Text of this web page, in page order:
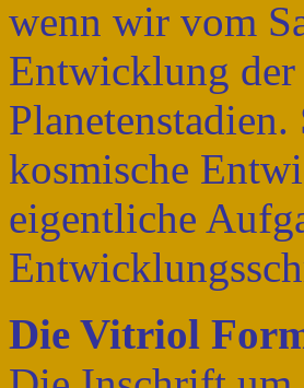
wenn wir vom
Entwicklung der
kosmische
eigentliche
Die Vitriol